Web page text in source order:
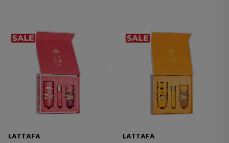
LATTAFA
LATTAFA